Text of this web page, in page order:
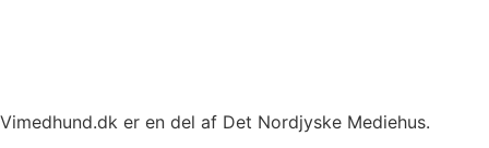
Vimedhund.dk er en del af Det Nordjyske Mediehus.